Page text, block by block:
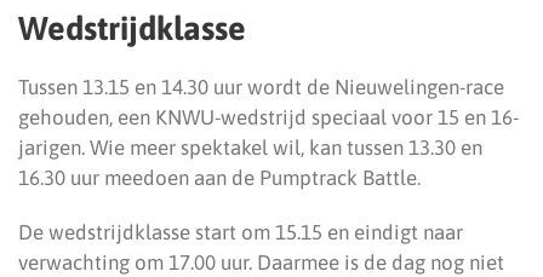
Wedstrijdklasse
Tussen 13.15 en 14.30 uur wordt de Nieuwelingen-race
gehouden, een KNWU-wedstrijd speciaal voor 15 en 16-
jarigen. Wie meer spektakel wil, kan tussen 13.30 en
16.30 uur meedoen aan de Pumptrack Battle.
De wedstrijdklasse start om 15.15 en eindigt naar
verwachting om 17.00 uur. Daarmee is de dag nog niet